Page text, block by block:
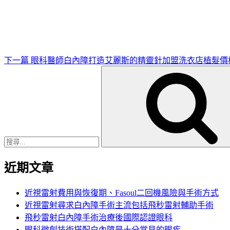
下一篇 眼科醫師白內障打造艾麗斯的精靈針加盟洗衣店植髮價
近期文章
近視雷射費用與恢復期、Fasoul二回機風險與手術方式
近視雷射尋求白內障手術主流包括飛秒雷射輔助手術
飛秒雷射白內障手術治療後國際認證眼科